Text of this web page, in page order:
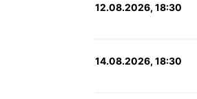
12.08.2026, 18:30
14.08.2026, 18:30